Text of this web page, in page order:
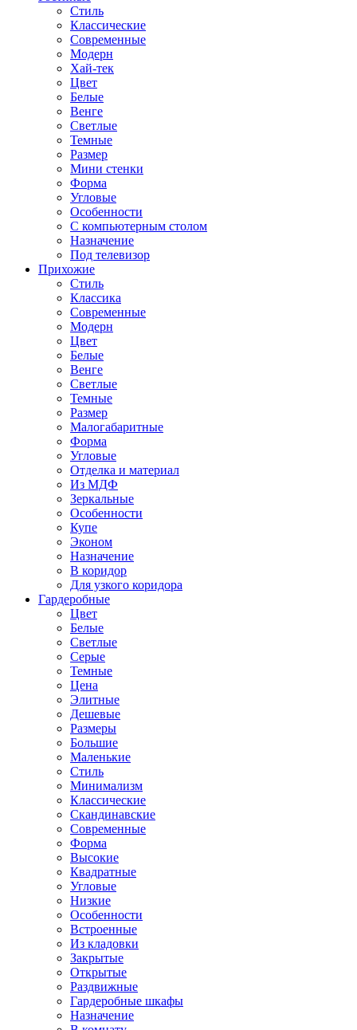
Стиль
Классические
Современные
Модерн
Хай-тек
Цвет
Белые
Венге
Светлые
Темные
Размер
Мини стенки
Форма
Угловые
Особенности
С компьютерным столом
Назначение
Под телевизор
Прихожие
Стиль
Классика
Современные
Модерн
Цвет
Белые
Венге
Светлые
Темные
Размер
Малогабаритные
Форма
Угловые
Отделка и материал
Из МДФ
Зеркальные
Особенности
Купе
Эконом
Назначение
В коридор
Для узкого коридора
Гардеробные
Цвет
Белые
Светлые
Серые
Темные
Цена
Элитные
Дешевые
Размеры
Большие
Маленькие
Стиль
Минимализм
Классические
Скандинавские
Современные
Форма
Высокие
Квадратные
Угловые
Низкие
Особенности
Встроенные
Из кладовки
Закрытые
Открытые
Раздвижные
Гардеробные шкафы
Назначение